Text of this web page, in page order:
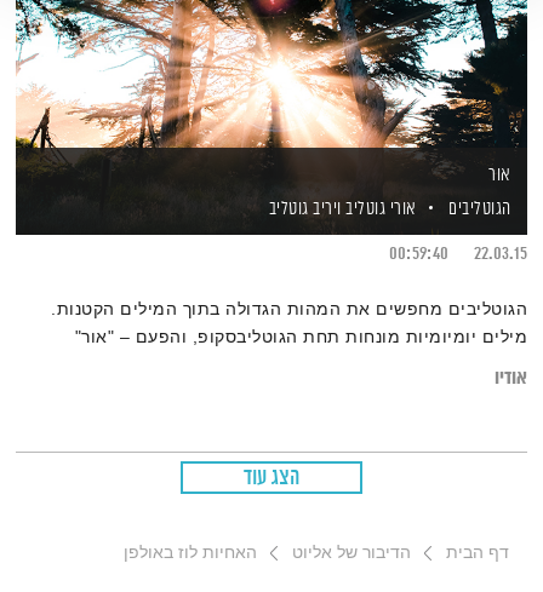
אור
הגוטליבים
אורי גוטליב ויריב גוטליב
22.03.15
00:59:40
הגוטליבים מחפשים את המהות הגדולה בתוך המילים הקטנות.
מילים יומיומיות מונחות תחת הגוטליבסקופ, והפעם – "אור"
אודיו
הצג עוד
דף הבית הדיבור של אליוט האחיות לוז באולפן